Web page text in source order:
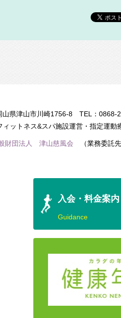
山県津山市川崎1756-8 TEL： 0868-
ィットネス&スパ施設運営・指定運動
財団法人 津山慈風会 （業務委託先
入会・料金案内
Guidance